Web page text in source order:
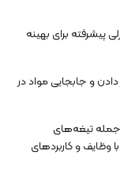
پیشرفته برای بهینه
و جابجایی مواد در
جمله تیغه‌های
وظایف و کاربردهای